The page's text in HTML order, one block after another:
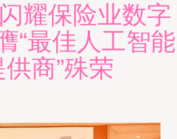
耀保险业数字
“最佳人工智能
商”殊荣